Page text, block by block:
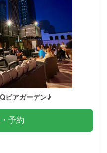
ビアガーデン♪
予約